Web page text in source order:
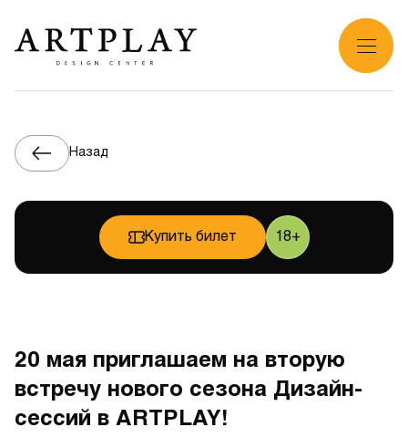
Назад
Купить билет 18+
20 мая приглашаем на вторую
встречу нового сезона Дизайн-
сессий в ARTPLAY!